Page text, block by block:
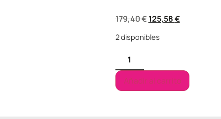
179,40€ 125,58€
2 disponibles
Añadir al carrito